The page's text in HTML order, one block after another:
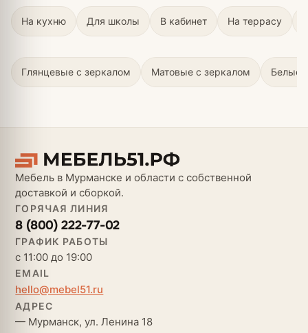
На кухню Для школы В кабинет На террасу
Глянцевые с зеркалом Матовые с зеркалом Белые
Мебель в Мурманске и области с собственной
доставкой и сборкой.
ГОРЯЧАЯ ЛИНИЯ
8 (800) 222-77-02
ГРАФИК РАБОТЫ
с 11:00 до 19:00
EMAIL
hello@mebel51.ru
АДРЕС
— Мурманск, ул. Ленина 18